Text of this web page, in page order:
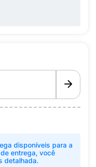
disponíveis para a
entrega, você
detalhada.